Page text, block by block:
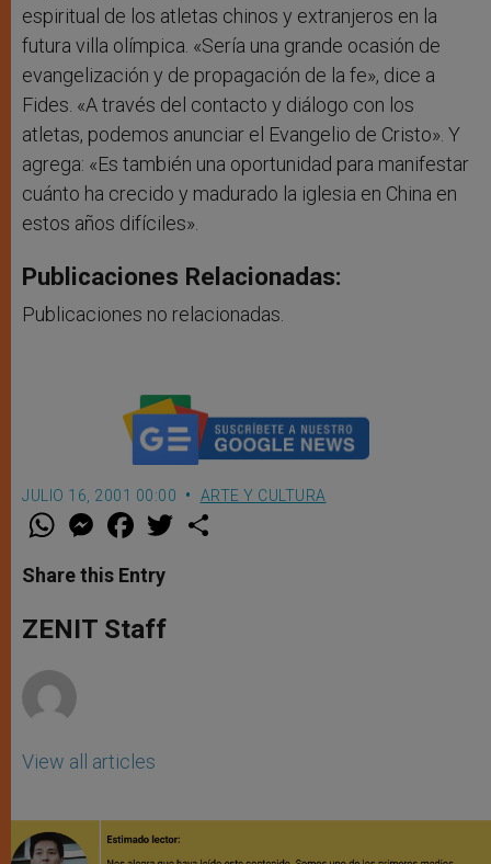
espiritual de los atletas chinos y extranjeros en la
futura villa olímpica. «Sería una grande ocasión de
evangelización y de propagación de la fe», dice a
Fides. «A través del contacto y diálogo con los
atletas, podemos anunciar el Evangelio de Cristo». Y
agrega: «Es también una oportunidad para manifestar
cuánto ha crecido y madurado la iglesia en China en
estos años difíciles».
Publicaciones Relacionadas:
Publicaciones no relacionadas.
JULIO 16, 2001 00:00 ARTE Y CULTURA
W
t
s
p
p
M
e
s
e
g
e
F
a
e
b
o
k
w
Share this Entry
ZENIT Staff
View all articles